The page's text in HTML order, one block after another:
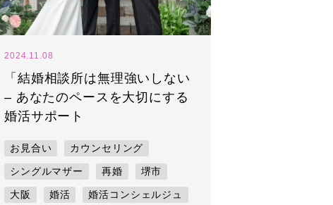
2024.11.08
「結婚相談所は無理強いしない
– あなたのペースを大切にする
婚活サポート
お見合い カウンセリング
シングルマザー 再婚 堺市
大阪 婚活 婚活コンシェルジュ